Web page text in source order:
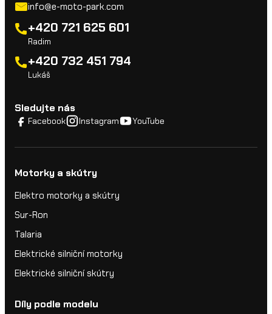
info@e-moto-park.com
+420 721 625 601
Radim
+420 732 451 794
Lukáš
Sledujte nás
Facebook Instagram YouTube
Motorky a skútry
Elektro motorky a skútry
Sur-Ron
Talaria
Elektrické silniční motorky
Elektrické silniční skútry
Díly podle modelu